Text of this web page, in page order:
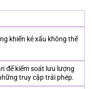
khiến kẻ xấu không thể
để kiểm soát lưu lượng
truy cập trái phép.